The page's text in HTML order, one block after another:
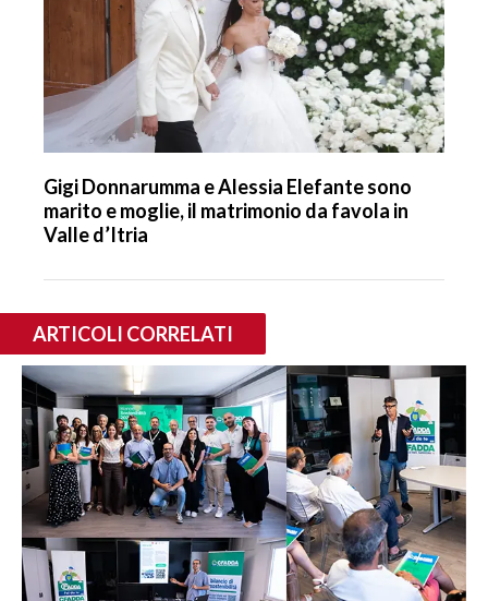
Gigi Donnarumma e Alessia Elefante sono
marito e moglie, il matrimonio da favola in
Valle d’Itria
ARTICOLI CORRELATI